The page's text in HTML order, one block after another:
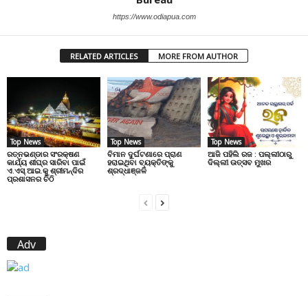
https://www.odiapua.com
RELATED ARTICLES MORE FROM AUTHOR
Top News
ରତ୍ନଭଣ୍ଡାର ସଂରକ୍ଷଣ
କାର୍ଯ୍ୟ ଶୀଘ୍ର ସାରିବା ପାଇଁ
ଏ.ଏସ୍.ଆଇ.କୁ ଶ୍ରୀମନ୍ଦିର
ପ୍ରଶାସନର ଚିଠି
Top News
ବିମାନ ଦୁର୍ଘଟଣାରେ ପ୍ରାଣ
ହରାଇଥିବା ବ୍ୟକ୍ତିଙ୍କୁ
ଶ୍ରଦ୍ଧାଞ୍ଜଳି
Top News
ଆଜି ପହିଲି ରଜ : ପଲ୍ଲୀଠାରୁ
ଦିଲ୍ଲୀ ଉତ୍ସବ ମୁଖର
Adv